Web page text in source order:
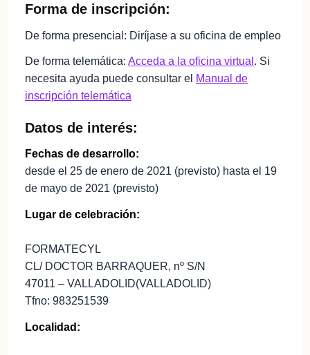
Forma de inscripción:
De forma presencial: Diríjase a su oficina de empleo
De forma telemática: Acceda a la oficina virtual . Si
necesita ayuda puede consultar el Manual de
inscripción telemática
Datos de interés:
Fechas de desarrollo:
desde el 25 de enero de 2021 (previsto) hasta el 19
de mayo de 2021 (previsto)
Lugar de celebración:
FORMATECYL
CL/ DOCTOR BARRAQUER, nº S/N
47011 – VALLADOLID(VALLADOLID)
Tfno: 983251539
Localidad: